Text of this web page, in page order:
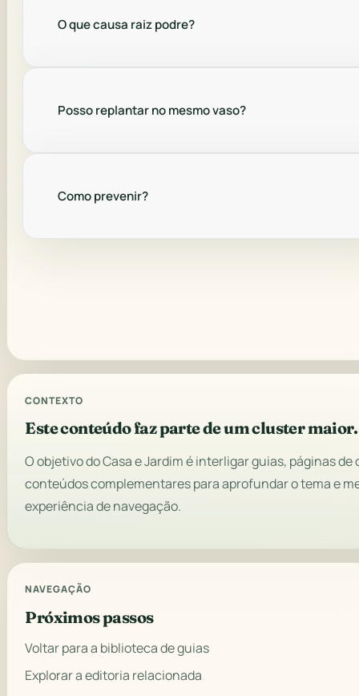
O que causa raiz podre?
Posso replantar no mesmo vaso?
Como prevenir?
CONTEXTO
Este conteúdo faz parte de um cluster maior.
O objetivo do Casa e Jardim é interligar guias, páginas de
conteúdos complementares para aprofundar o tema e
experiência de navegação.
NAVEGAÇÃO
Próximos passos
Voltar para a biblioteca de guias
Explorar a editoria relacionada